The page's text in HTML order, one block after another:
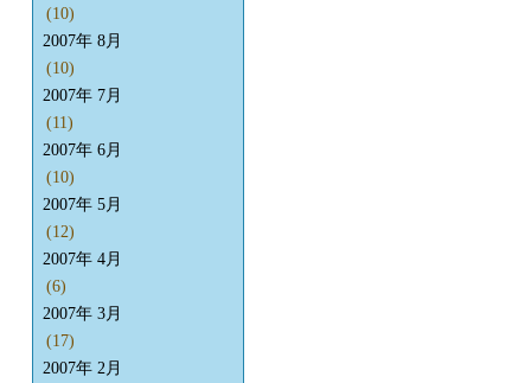
(10)
2007年 8月
(10)
2007年 7月
(11)
2007年 6月
(10)
2007年 5月
(12)
2007年 4月
(6)
2007年 3月
(17)
2007年 2月